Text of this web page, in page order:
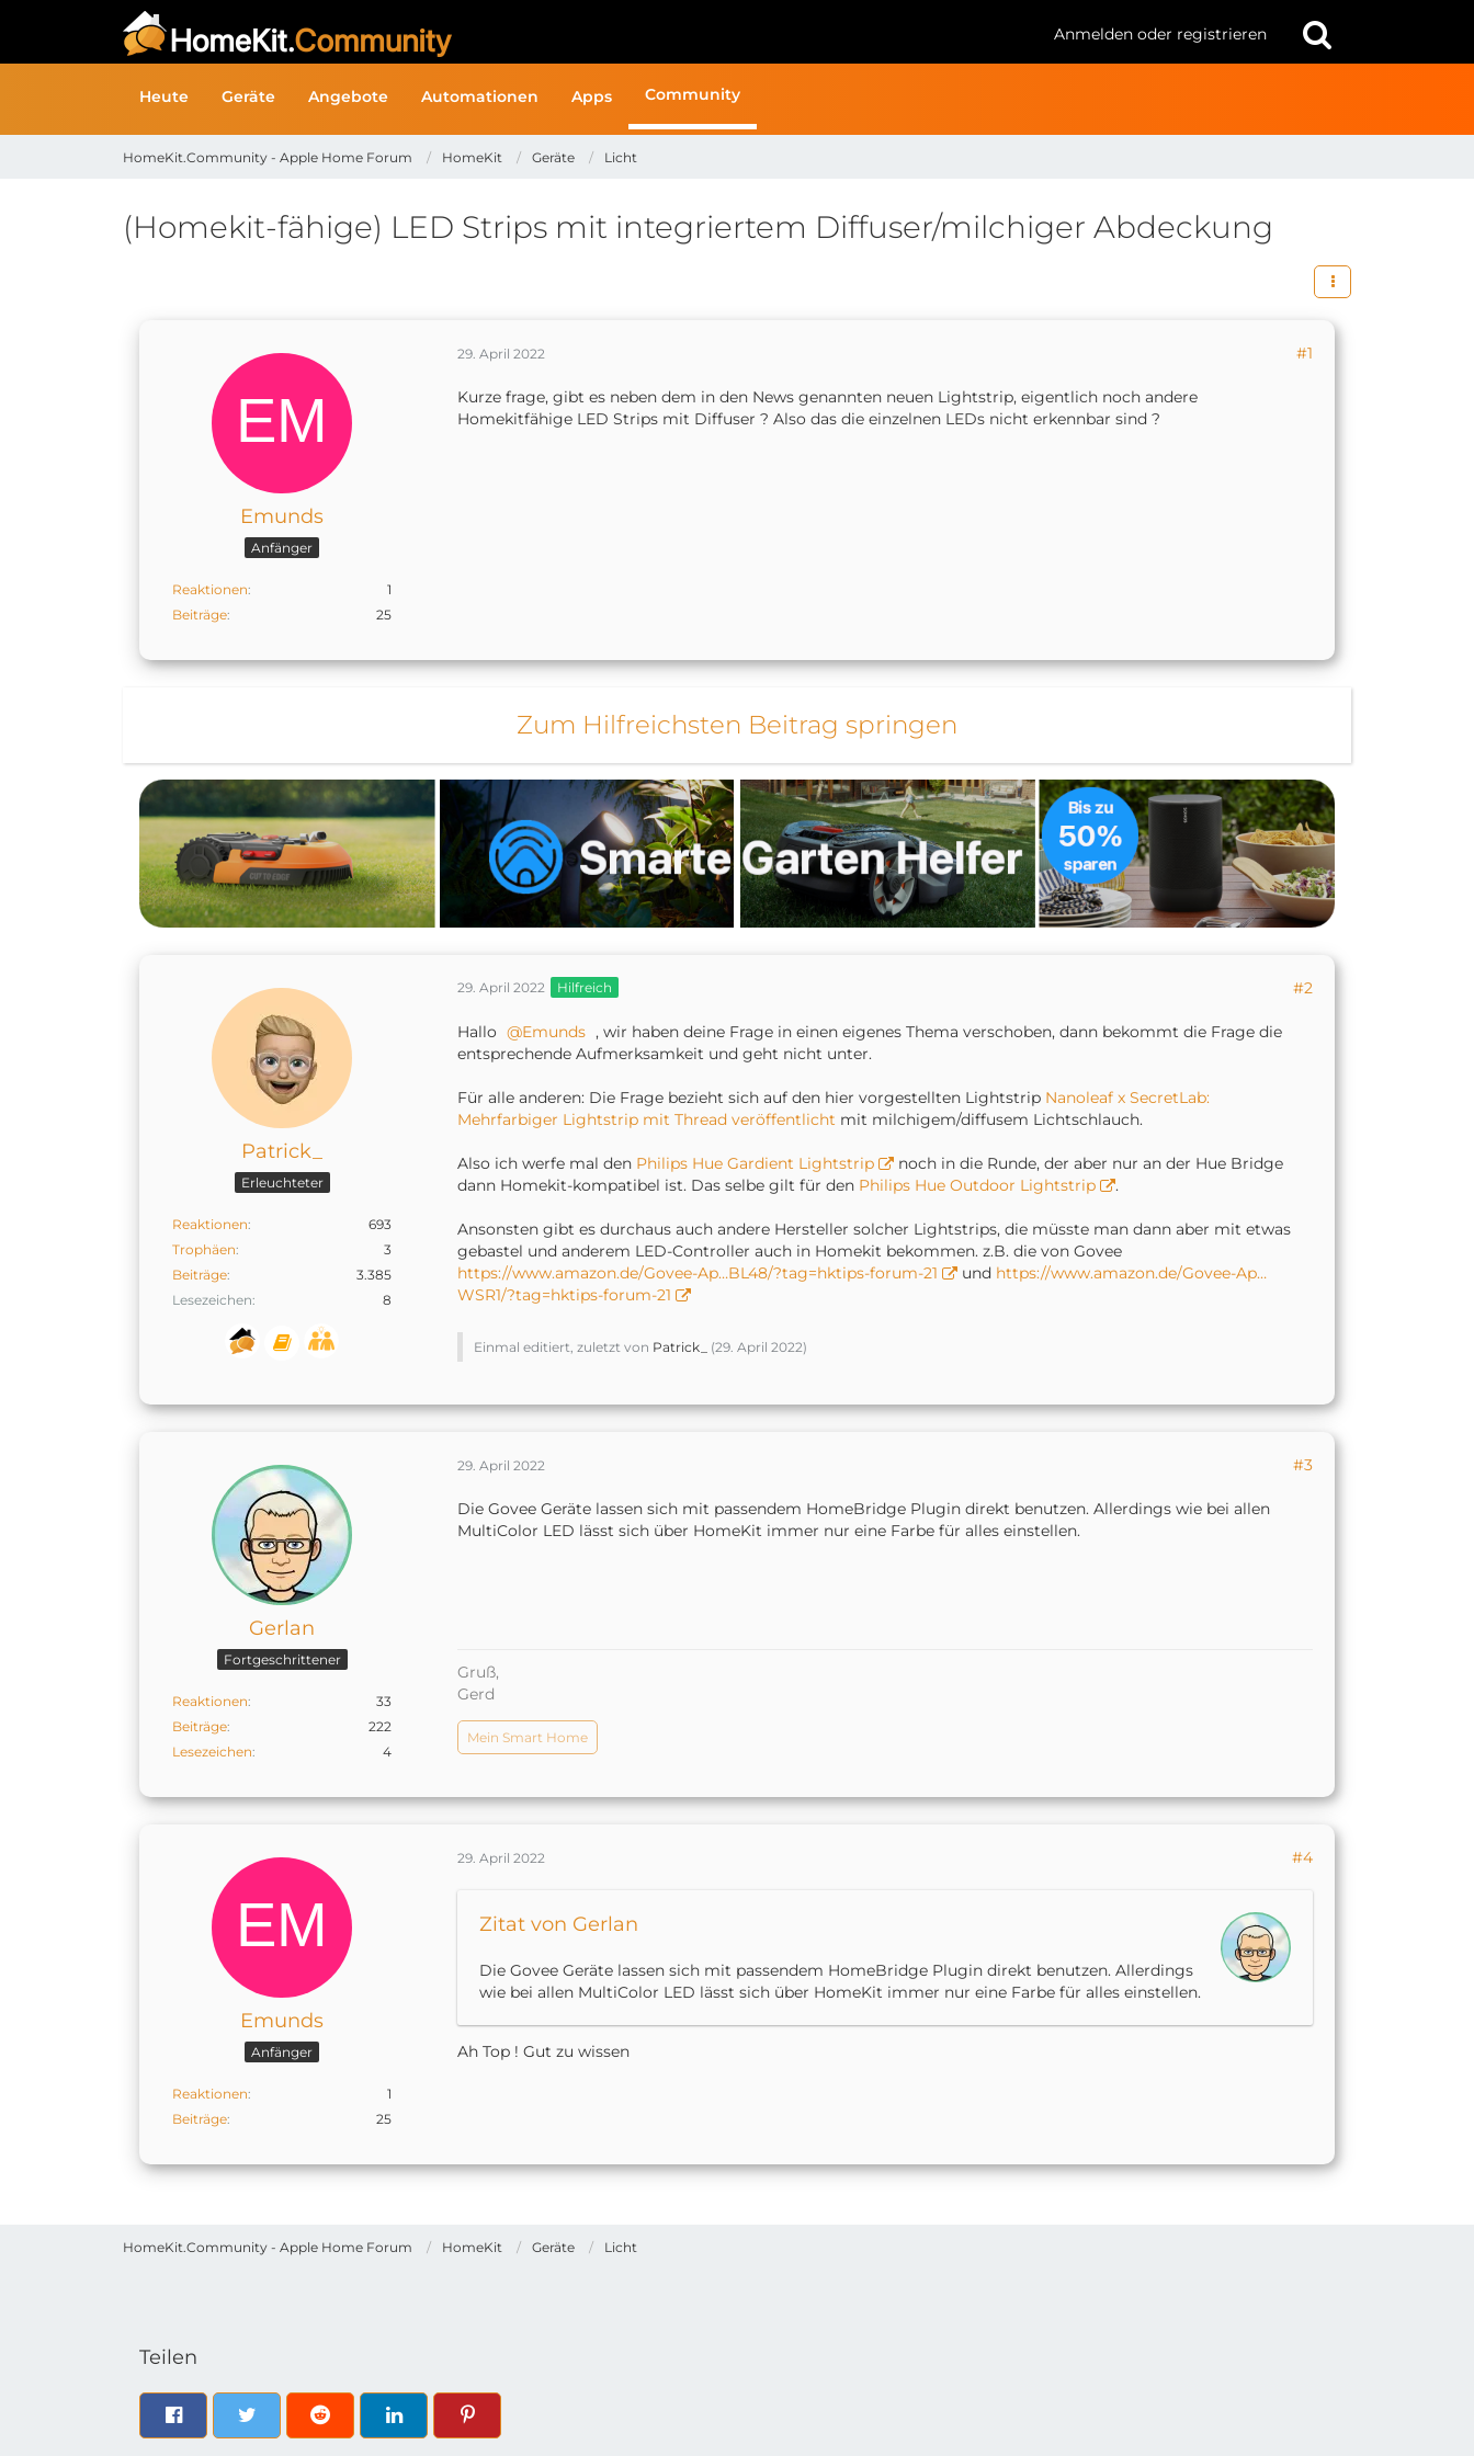
Anmelden oder registrieren
Heute Geräte Angebote Automationen Apps Community
HomeKit.Community - Apple Home Forum HomeKit Geräte Licht
HomeKit.Community - Apple Home Forum HomeKit Geräte Licht
(Homekit-fähige) LED Strips mit integriertem Diffuser/milchiger Abdeckung
Emunds
Anfänger
Reaktionen
1
Beiträge
25
29. April 2022 #1
Kurze frage, gibt es neben dem in den News genannten neuen Lightstrip, eigentlich noch andere
Homekitfähige LED Strips mit Diffuser ? Also das die einzelnen LEDs nicht erkennbar sind ?
Zum Hilfreichsten Beitrag springen
Patrick_
Erleuchteter
Reaktionen
693
Trophäen
3
Beiträge
3.385
Lesezeichen
8
29. April 2022 Hilfreich #2
Hallo Emunds , wir haben deine Frage in einen eigenes Thema verschoben, dann bekommt die Frage die
entsprechende Aufmerksamkeit und geht nicht unter.
Für alle anderen: Die Frage bezieht sich auf den hier vorgestellten Lightstrip Nanoleaf x SecretLab:
Mehrfarbiger Lightstrip mit Thread veröffentlicht mit milchigem/diffusem Lichtschlauch.
Also ich werfe mal den Philips Hue Gardient Lightstrip
noch in die Runde, der aber nur an der Hue Bridge
dann Homekit-kompatibel ist. Das selbe gilt für den Philips Hue Outdoor Lightstrip .
Ansonsten gibt es durchaus auch andere Hersteller solcher Lightstrips, die müsste man dann aber mit etwas
gebastel und anderem LED-Controller auch in Homekit bekommen. z.B. die von Govee
https://www.amazon.de/Govee-Ap…BL48/?tag=hktips-forum-21
und https://www.amazon.de/Govee-Ap…
WSR1/?tag=hktips-forum-21
Einmal editiert, zuletzt von Patrick_ (29. April 2022)
Gerlan
Fortgeschrittener
Reaktionen
33
Beiträge
222
Lesezeichen
4
29. April 2022 #3
Die Govee Geräte lassen sich mit passendem HomeBridge Plugin direkt benutzen. Allerdings wie bei allen
MultiColor LED lässt sich über HomeKit immer nur eine Farbe für alles einstellen.
Gruß,
Gerd
Mein Smart Home
Emunds
Anfänger
Reaktionen
1
Beiträge
25
29. April 2022 #4
Zitat von Gerlan
Die Govee Geräte lassen sich mit passendem HomeBridge Plugin direkt benutzen. Allerdings
wie bei allen MultiColor LED lässt sich über HomeKit immer nur eine Farbe für alles einstellen.
Ah Top ! Gut zu wissen
Teilen